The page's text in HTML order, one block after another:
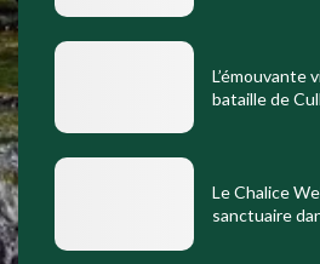
L’émouvante
bataille de
Le Chalice
sanctuaire